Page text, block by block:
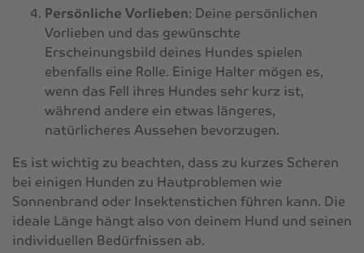
Persönliche Vorlieben: Deine persönlichen
Vorlieben und das gewünschte
Erscheinungsbild deines Hundes spielen
ebenfalls eine Rolle. Einige Halter mögen es,
wenn das Fell ihres Hundes sehr kurz ist,
während andere ein etwas längeres,
natürlicheres Aussehen bevorzugen.
Es ist wichtig zu beachten, dass zu kurzes Scheren
bei einigen Hunden zu Hautproblemen wie
Sonnenbrand oder Insektenstichen führen kann. Die
ideale Länge hängt also von deinem Hund und seinen
individuellen Bedürfnissen ab.